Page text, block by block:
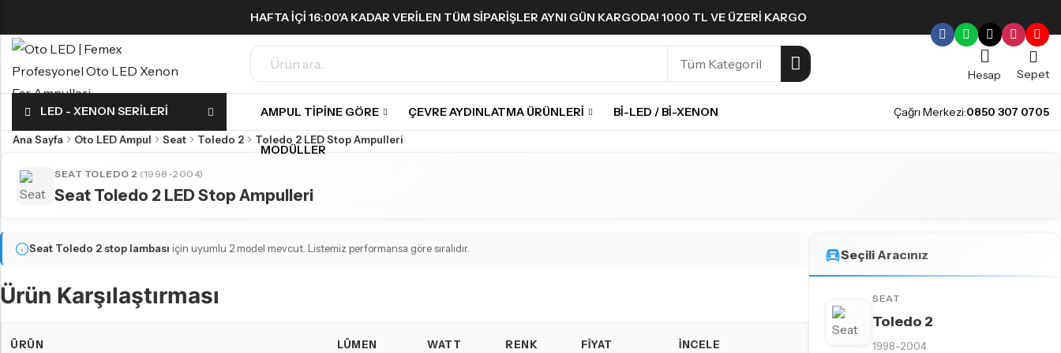
HAFTA IÇI 16:00'A KADAR VERILEN TÜM SIPARIŞLER AYNI GÜN KARGODA! 1000 TL VE ÜZERI KARGO
Hesap
Sepet
LED - XENON SERILERI AMPUL TIPINE GÖRE ÇEVRE AYDINLATMA ÜRÜNLERI BI-LED / BI-XENON
MODÜLLER
Çağrı Merkezi:0850 307 0705
Ana Sayfa Oto LED Ampul Seat Toledo 2 Toledo 2 LED Stop Ampulleri
SEAT TOLEDO 2 (1998-2004)
Seat Toledo 2 LED Stop Ampulleri
Seat Toledo 2 stop lambası için uyumlu 2 model mevcut. Listemiz performansa göre sıralıdır.
Ürün Karşılaştırması
ÜRÜN LÜMEN WATT RENK FIYAT İNCELE
Seçili Aracınız
SEAT
Toledo 2
1998-2004
Geri
FAR & SIS AMPULLERI
H1 LED Ampul
H3 LED Ampul
H4 LED Ampul
H8 LED Ampul
H10 LED Ampul
Geri
SINYAL AMPULLERI
Harika LED sinyal ampullerini keşfedin!
Küçük ama etkili LED park ampulleri ile tanışın!
GERI VITES AMPULLERI